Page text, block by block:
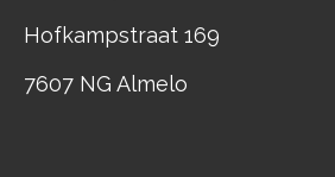
Hofkampstraat 169
7607 NG Almelo